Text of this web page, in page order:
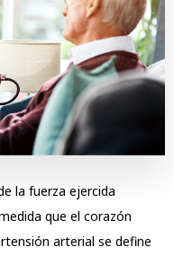
la fuerza ejercida
que el corazón
arterial se define